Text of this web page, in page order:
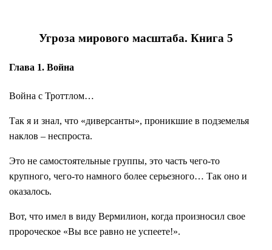
Угроза мирового масштаба. Книга 5
Глава 1. Война
Война с Троттлом…
Так я и знал, что «диверсанты», проникшие в подземелья
наклов – неспроста.
Это не самостоятельные группы, это часть чего-то
крупного, чего-то намного более серьезного… Так оно и
оказалось.
Вот, что имел в виду Вермилион, когда произносил свое
пророческое «Вы все равно не успеете!».